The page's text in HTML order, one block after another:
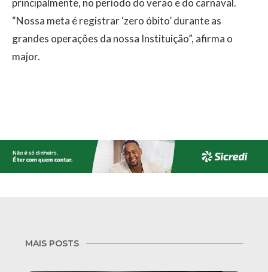
principalmente, no período do verão e do carnaval.
“Nossa meta é registrar ‘zero óbito’ durante as
grandes operações da nossa Instituição”, afirma o
major.
MAIS POSTS